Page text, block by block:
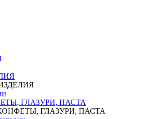
ГЛАЗУРИ, ПАСТА
ГЛАЗУРИ, ПАСТА